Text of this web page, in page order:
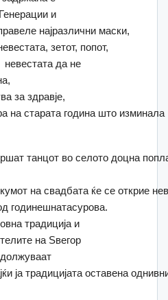
и
најразлични маски,
зетот, попот,
да не
за здравје,
на старата година што изминала
танцот во селото доцна
на свадбата ќе се открие
годинешнатасурова.
традиција и
на Ѕвегор
ја традицијата оставена